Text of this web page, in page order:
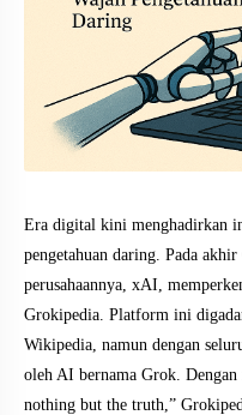
Era digital kini menghadirkan
pengetahuan daring. Pada
perusahaannya, xAI,
Grokipedia. Platform ini
Wikipedia, namun dengan
oleh AI bernama Grok.
nothing but the truth,”